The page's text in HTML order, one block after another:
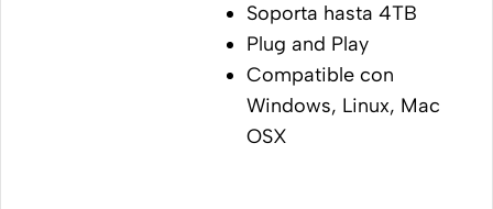
Soporta hasta 4TB
Plug and Play
Compatible con
Windows, Linux, Mac
OSX